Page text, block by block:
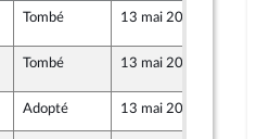
Tombé 13 mai 2026
Tombé 13 mai 2026
Adopté 13 mai 2026